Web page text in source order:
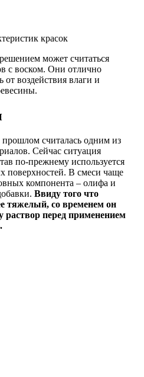
красок
может считаться
с воском. Они отлично
воздействия влаги и
считалась одним из
Сейчас ситуация
по-прежнему используется
поверхностей. В смеси чаще
компонента – олифа и
Ввиду того что
тяжелый, со временем он
раствор перед применением